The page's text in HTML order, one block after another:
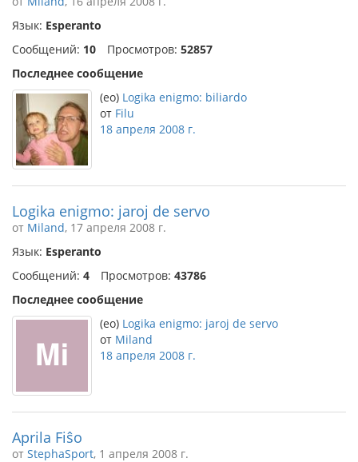
Язык: Esperanto
Сообщений: 10 Просмотров: 52857
Последнее сообщение
(eo) Logika enigmo: biliardo
от Filu
18 апреля 2008 г.
Logika enigmo: jaroj de servo
от Miland, 17 апреля 2008 г.
Язык: Esperanto
Сообщений: 4 Просмотров: 43786
Последнее сообщение
(eo) Logika enigmo: jaroj de servo
от Miland
18 апреля 2008 г.
Aprila Fiŝo
от StephaSport, 1 апреля 2008 г.